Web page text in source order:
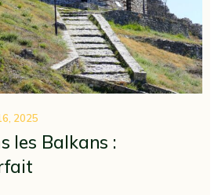
2025
les Balkans :